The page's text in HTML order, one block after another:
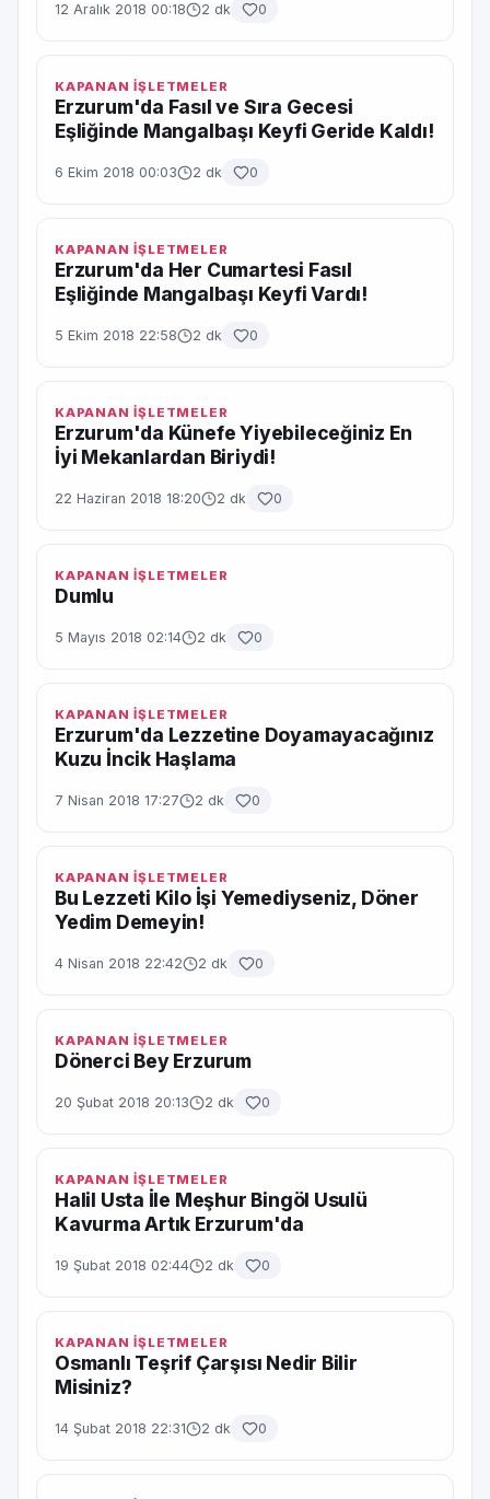
12 Aralık 2018 00:18 2 dk 0
KAPANAN İŞLETMELER
Erzurum'da Fasıl ve Sıra Gecesi
Eşliğinde Mangalbaşı Keyfi Geride Kaldı!
6 Ekim 2018 00:03 2 dk 0
KAPANAN İŞLETMELER
Erzurum'da Her Cumartesi Fasıl
Eşliğinde Mangalbaşı Keyfi Vardı!
5 Ekim 2018 22:58 2 dk 0
KAPANAN İŞLETMELER
Erzurum'da Künefe Yiyebileceğiniz En
İyi Mekanlardan Biriydi!
22 Haziran 2018 18:20 2 dk 0
KAPANAN İŞLETMELER
Dumlu
5 Mayıs 2018 02:14 2 dk 0
KAPANAN İŞLETMELER
Erzurum'da Lezzetine Doyamayacağınız
Kuzu İncik Haşlama
7 Nisan 2018 17:27 2 dk 0
KAPANAN İŞLETMELER
Bu Lezzeti Kilo İşi Yemediyseniz, Döner
Yedim Demeyin!
4 Nisan 2018 22:42 2 dk 0
KAPANAN İŞLETMELER
Dönerci Bey Erzurum
20 Şubat 2018 20:13 2 dk 0
KAPANAN İŞLETMELER
Halil Usta İle Meşhur Bingöl Usulü
Kavurma Artık Erzurum'da
19 Şubat 2018 02:44 2 dk 0
KAPANAN İŞLETMELER
Osmanlı Teşrif Çarşısı Nedir Bilir
Misiniz?
14 Şubat 2018 22:31 2 dk 0